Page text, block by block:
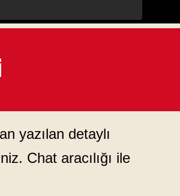
yazılan detaylı
Chat aracılığı ile